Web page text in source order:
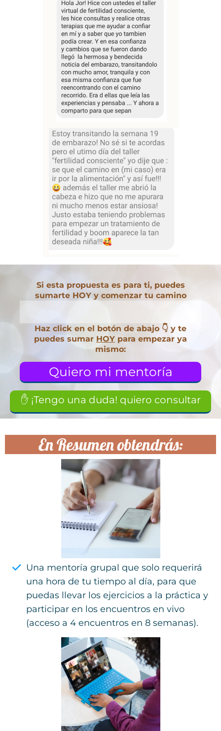
Si esta propuesta es para ti, puedes
sumarte HOY y comenzar tu camino
Haz click en el botón de abajo 👇 y te
puedes sumar HOY para empezar ya
mismo:
Quiero mi mentoría
✋ ¡Tengo una duda! quiero consultar
En Resumen obtendrás:
Una mentoría grupal que solo requerirá
una hora de tu tiempo al día, para que
puedas llevar los ejercicios a la práctica y
participar en los encuentros en vivo
(acceso a 4 encuentros en 8 semanas).